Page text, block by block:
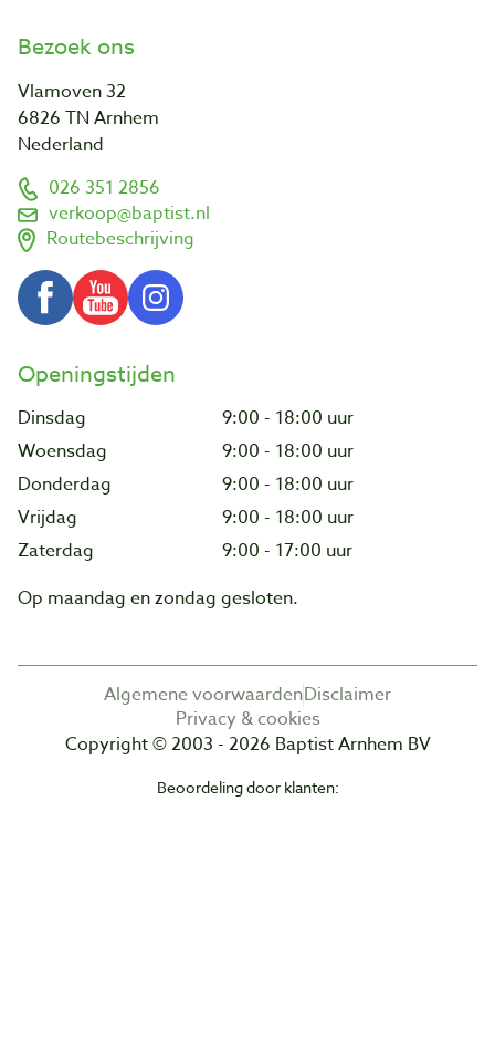
Bezoek ons
Vlamoven 32
6826 TN Arnhem
Nederland
026 351 2856
verkoop@baptist.nl
Routebeschrijving
Openingstijden
Dinsdag
9:00 - 18:00 uur
Woensdag
9:00 - 18:00 uur
Donderdag
9:00 - 18:00 uur
Vrijdag
9:00 - 18:00 uur
Zaterdag
9:00 - 17:00 uur
Op maandag en zondag gesloten.
Algemene voorwaardenDisclaimer
Privacy & cookies
Copyright © 2003 - 2026 Baptist Arnhem BV
Beoordeling door klanten: